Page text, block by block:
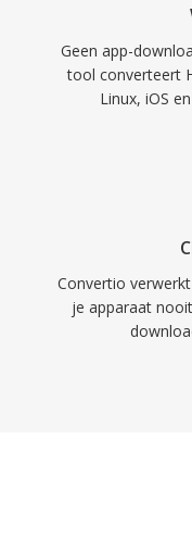
Geen app-
tool converteert
Linux, iOS
Convertio
je apparaat